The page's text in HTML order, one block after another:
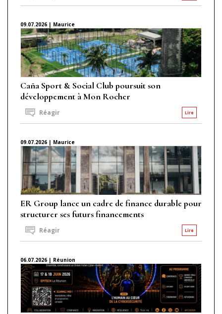
09.07.2026 | Maurice
Caña Sport & Social Club poursuit son
développement à Mon Rocher
Lire
Réagir
09.07.2026 | Maurice
ER Group lance un cadre de finance durable pour
structurer ses futurs financements
Lire
Réagir
06.07.2026 | Réunion